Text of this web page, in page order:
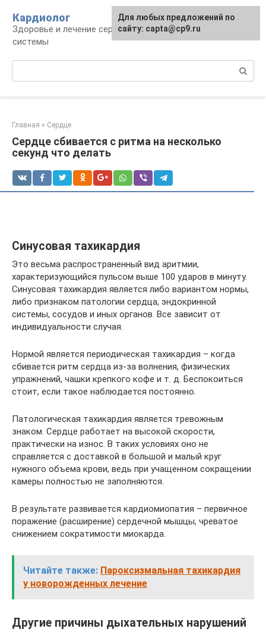
контенту
Кардиолог
Здоровье и лечение сердечно-сосудистой
системы
Главная » Сердце
Сердце сбивается с ритма на несколько
секунд что делать
Синусовая тахикардия
Это весьма распространенный вид аритмии,
характеризующийся пульсом выше 100 ударов в минуту.
Синусовая тахикардия является либо вариантом нормы,
либо признаком патологии сердца, эндокринной
системы, сосудов и иных органов. Все зависит от
индивидуальности случая.
Нормой является периодическая тахикардия – когда
сбивается ритм сердца из-за волнения, физических
упражнений, чашки крепкого кофе и т. д. Беспокоиться
стоит, если такое наблюдается постоянно.
Патологическая тахикардия является тревожным
знаком. Сердце работает на высокой скорости,
практически на износ. В таких условиях оно не
справляется с доставкой в большой и малый круг
нужного объема крови, ведь при учащенном сокращении
камеры полностью не заполняются.
В результате развивается кардиомиопатия – первичное
поражение (расширение) сердечной мышцы, чреватое
снижением сократимости миокарда.
Читайте также: Пароксизмальная тахикардия
у новорожденных лечение
Другие причины дыхательных нарушений
Для любых предложений по
сайту: capta@cp9.ru